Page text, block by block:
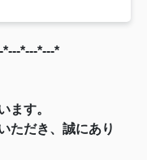
*---*---*
ます。
ただき、誠にあり